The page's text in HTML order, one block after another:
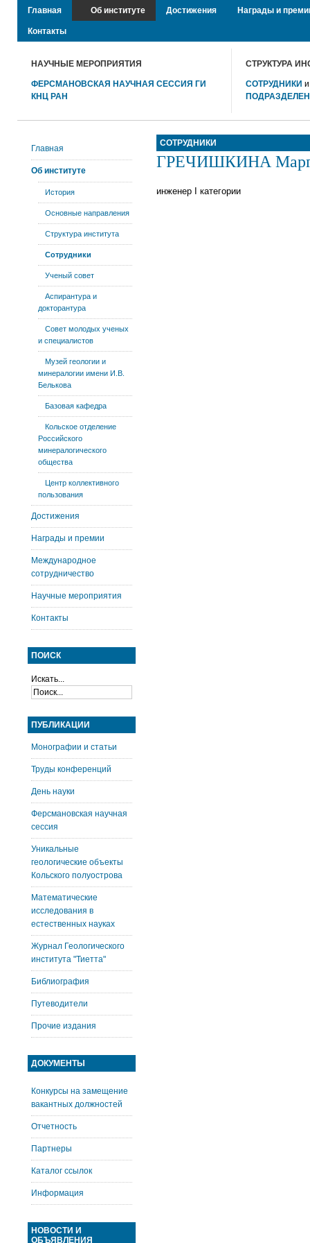
Главная Об институте Достижения Награды и
Контакты
НАУЧНЫЕ МЕРОПРИЯТИЯ
ФЕРСМАНОВСКАЯ НАУЧНАЯ СЕССИЯ ГИ
КНЦ РАН
СТРУКТУРА
СОТРУДНИКИ
СОТРУДНИКИ
ГРЕЧИШКИНА
инженер категории
Главная
Об институте
История
Основные направления
Структура института
Сотрудники
Ученый совет
Аспирантура и
докторантура
Совет молодых ученых
и специалистов
Музей геологии и
минералогии имени И.В.
Белькова
Базовая кафедра
Кольское отделение
Российского
минералогического
общества
Центр коллективного
пользования
Достижения
Награды и премии
Международное
сотрудничество
Научные мероприятия
Контакты
ПОИСК
Искать...
ПУБЛИКАЦИИ
Монографии и статьи
Труды конференций
День науки
Ферсмановская научная
сессия
Уникальные
геологические объекты
Кольского полуострова
Математические
исследования в
естественных науках
Журнал Геологического
института "Тиетта"
Библиография
Путеводители
Прочие издания
ДОКУМЕНТЫ
Конкурсы на замещение
вакантных должностей
Отчетность
Партнеры
Каталог ссылок
Информация
НОВОСТИ И
ОБЪЯВЛЕНИЯ